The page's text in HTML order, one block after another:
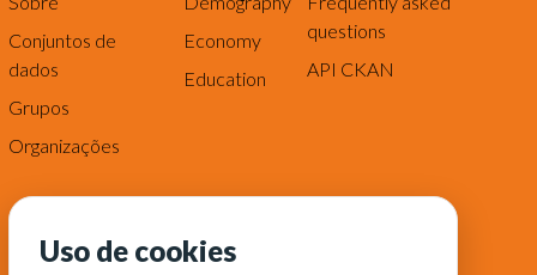
Conjuntos de
dados
Grupos
Organizações
Economy
Education
questions
API CKAN
Uso de cookies